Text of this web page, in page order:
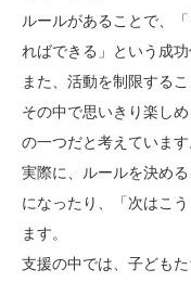
ルールがあることで、
ればできる」という成功
また、活動を制限する
その中で思いきり楽し
の一つだと考えています
実際に、ルールを決め
になったり、「次はこ
ます。
支援の中では、子ども